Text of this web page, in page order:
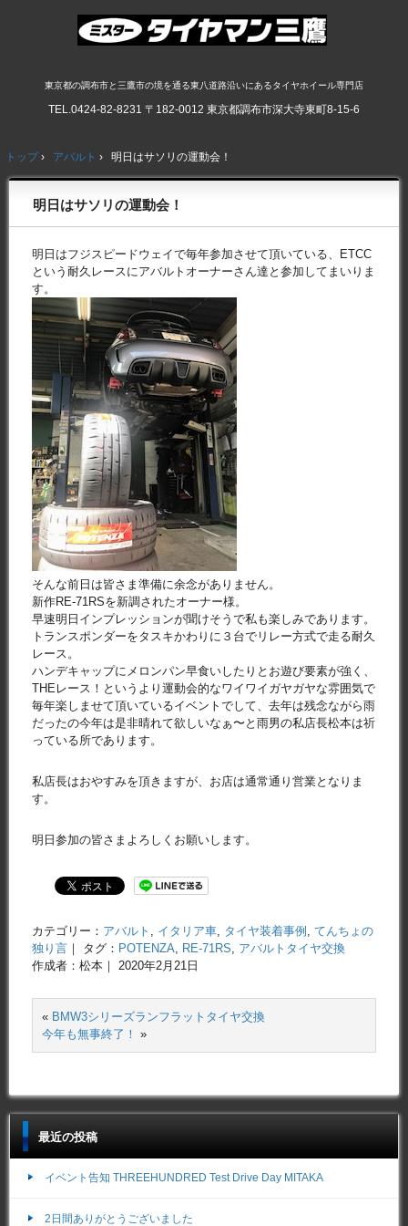
東京都の調布市と三鷹市の境を通る東八道路沿いにあるタイヤホイール専門店
TEL.0424-82-8231 〒182-0012 東京都調布市深大寺東町8-15-6
トップ › アバルト › 明日はサソリの運動会！
明日はサソリの運動会！
明日はフジスピードウェイで毎年参加させて頂いている、ETCC
という耐久レースにアバルトオーナーさん達と参加してまいりま
す。
そんな前日は皆さま準備に余念がありません。
新作RE-71RSを新調されたオーナー様。
早速明日インプレッションが聞けそうで私も楽しみであります。
トランスポンダーをタスキかわりに３台でリレー方式で走る耐久
レース。
ハンデキャップにメロンパン早食いしたりとお遊び要素が強く、
THEレース！というより運動会的なワイワイガヤガヤな雰囲気で
毎年楽しませて頂いているイベントでして、去年は残念ながら雨
だったの今年は是非晴れて欲しいなぁ〜と雨男の私店長松本は祈
っている所であります。
私店長はおやすみを頂きますが、お店は通常通り営業となりま
す。
明日参加の皆さまよろしくお願いします。
カテゴリー： アバルト イタリア車 タイヤ装着事例 てんちょの
独り言 ｜ タグ： POTENZA RE-71RS
アバルトタイヤ交換
作成者：松本｜ 2020年2月21日
« BMW3シリーズランフラットタイヤ交換
今年も無事終了！ »
最近の投稿
イベント告知 THREEHUNDRED Test Drive Day MITAKA
2日間ありがとうございました